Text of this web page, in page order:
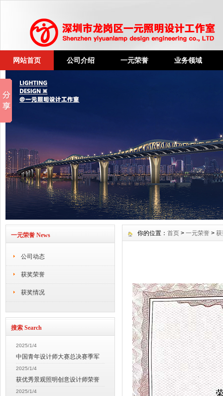
网站首页 公司介绍 一元荣誉 业务领域
一元荣誉 News
公司动态
获奖荣誉
获奖情况
搜索 Search
2025/1/4
中国青年设计师大赛总决赛季军
2025/1/4
获优秀景观照明创意设计师荣誉
2025/1/4
你的位置： 首页 > 一元荣誉 >